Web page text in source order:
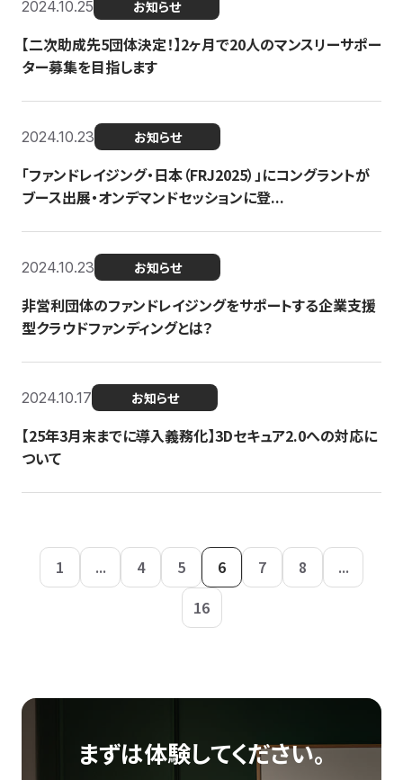
2024.10.25 お知らせ
【二次助成先5団体決定！】2ヶ月で20人のマンスリーサポー
ター募集を目指します
2024.10.23 お知らせ
「ファンドレイジング・日本（FRJ2025）」にコングラントが
ブース出展・オンデマンドセッションに登...
2024.10.23 お知らせ
非営利団体のファンドレイジングをサポートする企業支援
型クラウドファンディングとは？
2024.10.17 お知らせ
【25年3月末までに導入義務化】3Dセキュア2.0への対応に
ついて
1 ... 4 5 6 7 8
...
16
まずは体験してください。